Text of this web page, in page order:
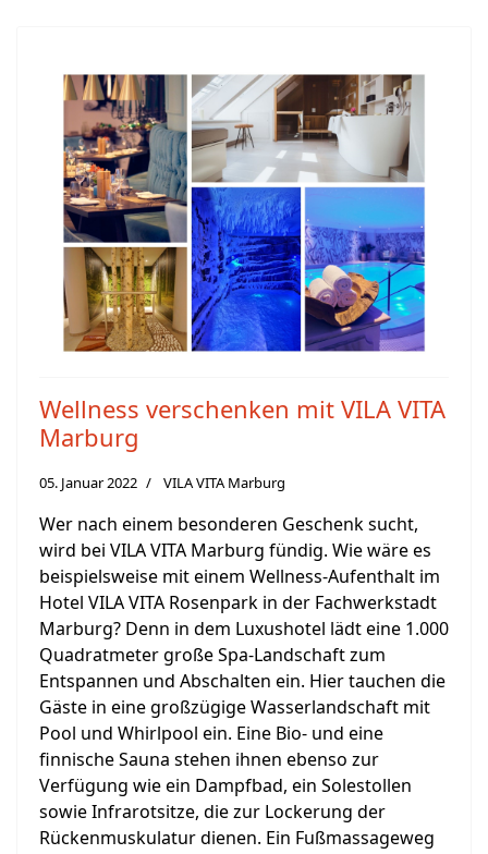
Wellness verschenken mit VILA VITA
Marburg
05. Januar 2022 VILA VITA Marburg
Wer nach einem besonderen Geschenk sucht,
wird bei VILA VITA Marburg fündig. Wie wäre es
beispielsweise mit einem Wellness-Aufenthalt im
Hotel VILA VITA Rosenpark in der Fachwerkstadt
Marburg? Denn in dem Luxushotel lädt eine 1.000
Quadratmeter große Spa-Landschaft zum
Entspannen und Abschalten ein. Hier tauchen die
Gäste in eine großzügige Wasserlandschaft mit
Pool und Whirlpool ein. Eine Bio- und eine
finnische Sauna stehen ihnen ebenso zur
Verfügung wie ein Dampfbad, ein Solestollen
sowie Infrarotsitze, die zur Lockerung der
Rückenmuskulatur dienen. Ein Fußmassageweg